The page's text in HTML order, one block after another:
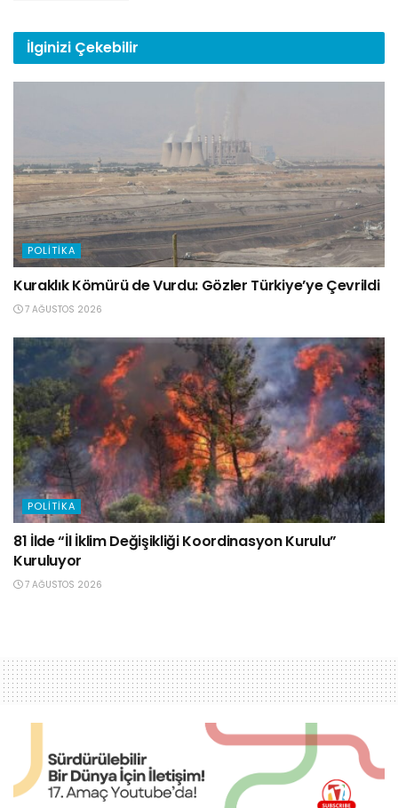
İlginizi Çekebilir
POLITIKA
Kuraklık Kömürü de Vurdu: Gözler Türkiye’ye Çevrildi
7 AĞUSTOS 2026
POLITIKA
81 İlde “İl İklim Değişikliği Koordinasyon Kurulu”
Kuruluyor
7 AĞUSTOS 2026